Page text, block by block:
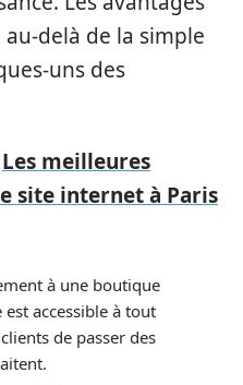
delà de la simple
uns des
Les meilleures
site internet à Paris
à une boutique
accessible à tout
de passer des